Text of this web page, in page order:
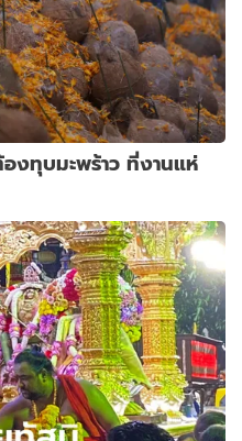
องทุบมะพร้าว ที่งานแห่